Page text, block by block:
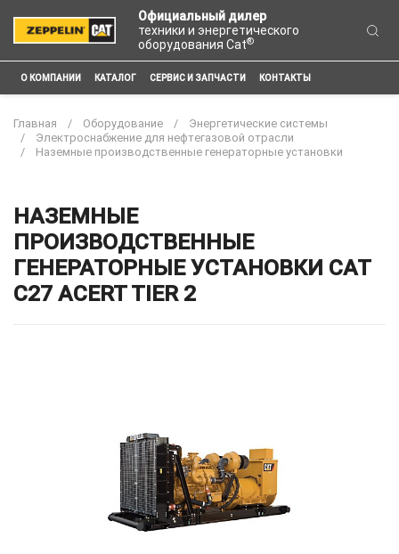
Официальный дилер
техники и энергетического
оборудования Cat®
О КОМПАНИИ КАТАЛОГ СЕРВИС И ЗАПЧАСТИ КОНТАКТЫ
Главная Оборудование
Энергетические системы
Электроснабжение для нефтегазовой отрасли
Наземные производственные генераторные установки
НАЗЕМНЫЕ
ПРОИЗВОДСТВЕННЫЕ
ГЕНЕРАТОРНЫЕ УСТАНОВКИ CAT
C27 ACERT TIER 2